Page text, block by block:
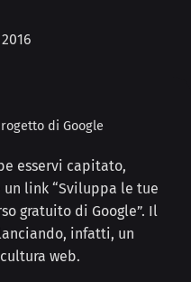
di Google
esservi capitato,
un link “Sviluppa le tue
gratuito di Google”. Il
infatti, un
web.